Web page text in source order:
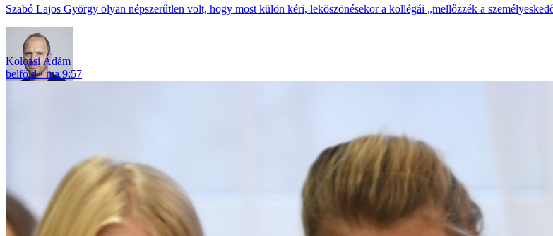
Szabó Lajos György olyan népszerűtlen volt, hogy most külön kéri, leköszönésekor a kollégái „mellőzzék a
Kolozsi Ádám
belföld
ma 9:57